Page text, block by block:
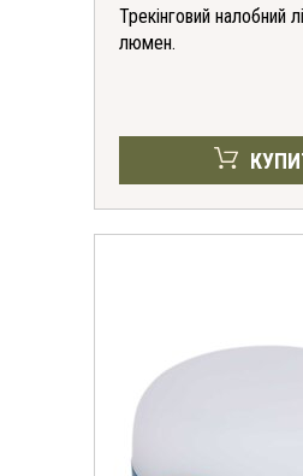
Трекінговий налобний
люмен.